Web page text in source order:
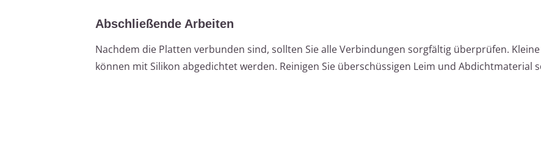
Abschließende Arbeiten
Nachdem die Platten verbunden sind, sollten Sie alle Verbindungen sorgfältig überprüfen.
können mit Silikon abgedichtet werden. Reinigen Sie überschüssigen Leim und Abdichtmaterial